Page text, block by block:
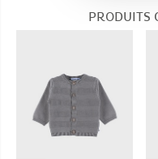
PRODUITS